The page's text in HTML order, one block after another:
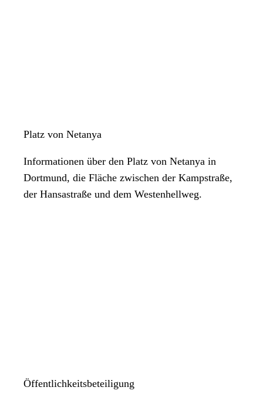
Platz von Netanya
Informationen über den Platz von Netanya in
Dortmund, die Fläche zwischen der Kampstraße,
der Hansastraße und dem Westenhellweg.
Öffentlichkeitsbeteiligung